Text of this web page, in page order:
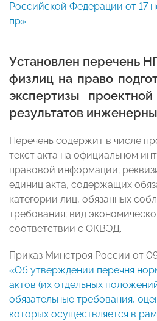
Российской Федерации от 17
пр»
Установлен перечень
физлиц на право
экспертизы
результатов
Перечень содержит в числе
текст акта на официальном
правовой информации;
единиц акта, содержащих
категории лиц, обязанных
требования; вид
соответствии с ОКВЭД.
Приказ Минстроя России от
«Об утверждении перечня
актов (их отдельных
обязательные требования,
которых осуществляется в